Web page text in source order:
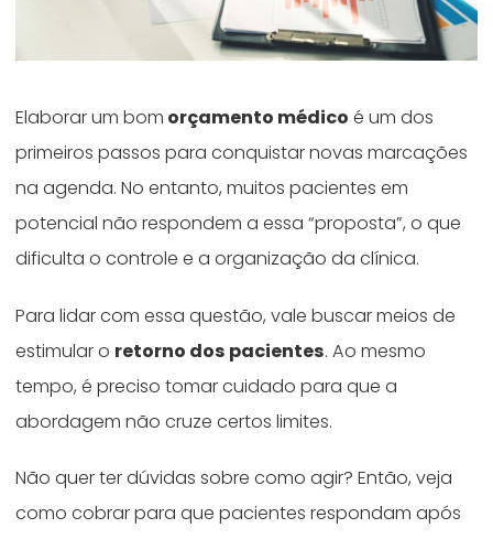
Elaborar um bom orçamento médico é um dos
primeiros passos para conquistar novas marcações
na agenda. No entanto, muitos pacientes em
potencial não respondem a essa “proposta”, o que
dificulta o controle e a organização da clínica.
Para lidar com essa questão, vale buscar meios de
estimular o retorno dos pacientes. Ao mesmo
tempo, é preciso tomar cuidado para que a
abordagem não cruze certos limites.
Não quer ter dúvidas sobre como agir? Então, veja
como cobrar para que pacientes respondam após